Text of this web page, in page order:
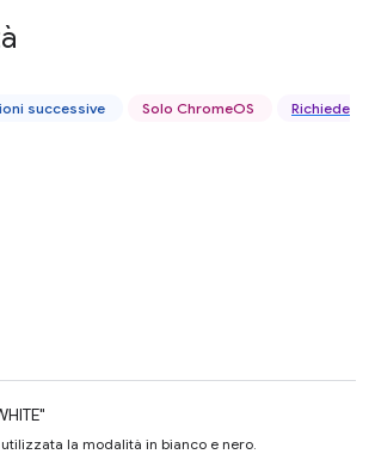
successive Solo ChromeOS
Richiede
la modalità in bianco e nero.